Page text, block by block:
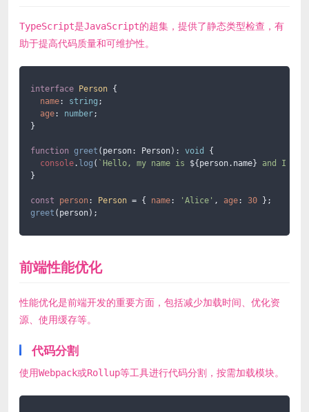
TypeScript是JavaScript的超集，提供了静态类型检查，有
助于提高代码质量和可维护性。
interface Person {
name: string ;
age: number;
}
function greet ( person: Person): void
{
console. log ( `Hello, my name is ${person.name} and I am
}
const person: Person = { name: 'Alice' , age: 30
greet (person);
前端性能优化
性能优化是前端开发的重要方面，包括减少加载时间、优化资
源、使用缓存等。
代码分割
使用Webpack或Rollup等工具进行代码分割，按需加载模块。